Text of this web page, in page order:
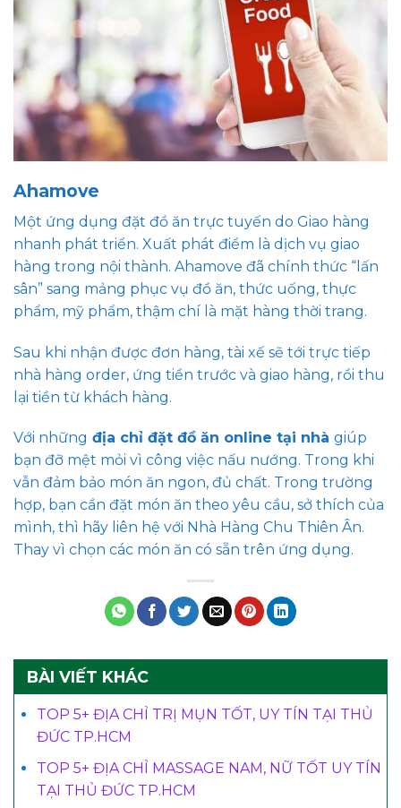
Ahamove
Một ứng dụng đặt đồ ăn trực tuyến do Giao hàng
nhanh phát triển. Xuất phát điểm là dịch vụ giao
hàng trong nội thành. Ahamove đã chính thức “lấn
sân” sang mảng phục vụ đồ ăn, thức uống, thực
phẩm, mỹ phẩm, thậm chí là mặt hàng thời trang.
Sau khi nhận được đơn hàng, tài xế sẽ tới trực tiếp
nhà hàng order, ứng tiền trước và giao hàng, rồi thu
lại tiền từ khách hàng.
Với những địa chỉ đặt đồ ăn online tại nhà giúp
bạn đỡ mệt mỏi vì công việc nấu nướng. Trong khi
vẫn đảm bảo món ăn ngon, đủ chất. Trong trường
hợp, bạn cần đặt món ăn theo yêu cầu, sở thích của
mình, thì hãy liên hệ với Nhà Hàng Chu Thiên Ân.
Thay vì chọn các món ăn có sẵn trên ứng dụng.
BÀI VIẾT KHÁC
TOP 5+ ĐỊA CHỈ TRỊ MỤN TỐT, UY TÍN TẠI THỦ
ĐỨC TP.HCM
TOP 5+ ĐỊA CHỈ MASSAGE NAM, NỮ TỐT UY TÍN
TẠI THỦ ĐỨC TP.HCM